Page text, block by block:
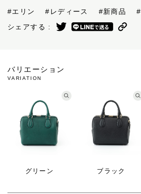
#エリン #レディース #新商品
シェアする :
バリエーション
VARIATION
グリーン ブラック